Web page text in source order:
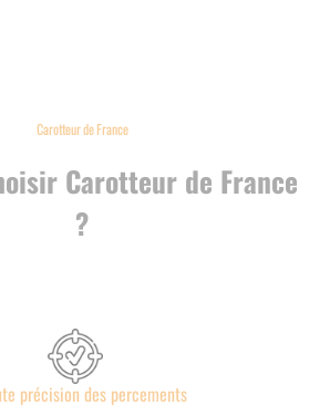
Carotteur de France
Carotteur de France
?
précision des percements